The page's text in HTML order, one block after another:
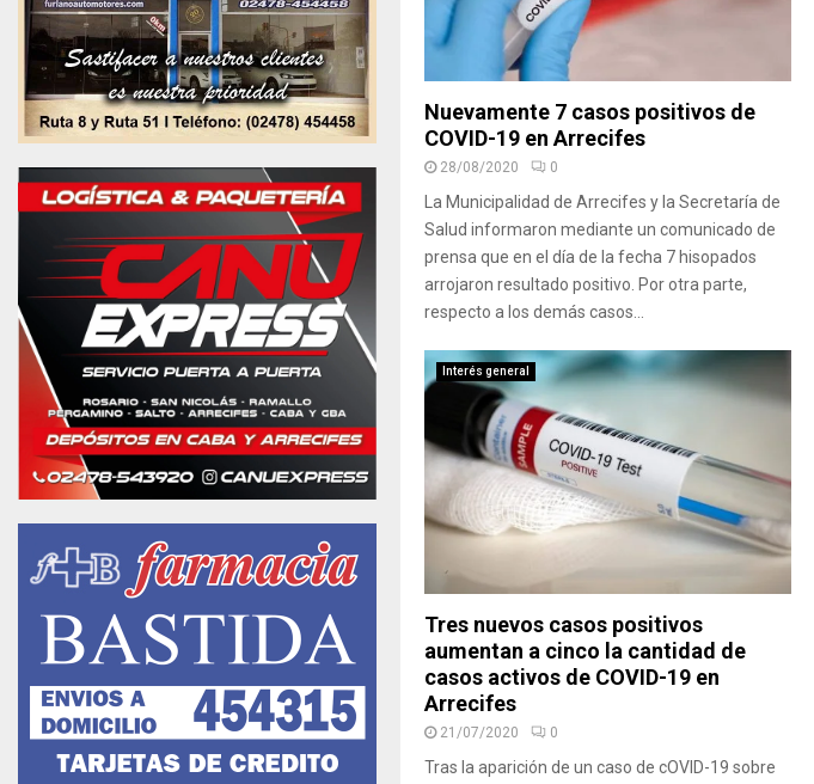
Nuevamente 7 casos positivos de
COVID-19 en Arrecifes
28/08/2020 0
La Municipalidad de Arrecifes y la Secretaría de
Salud informaron mediante un comunicado de
prensa que en el día de la fecha 7 hisopados
arrojaron resultado positivo. Por otra parte,
respecto a los demás casos...
Interés general
Tres nuevos casos positivos
aumentan a cinco la cantidad de
casos activos de COVID-19 en
Arrecifes
21/07/2020 0
Tras la aparición de un caso de cOVID-19 sobre